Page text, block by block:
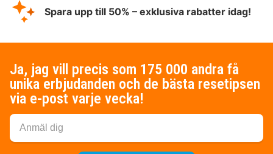
Spara upp till 50% – exklusiva rabatter idag!
Ja, jag vill precis som 175 000 andra få
unika erbjudanden och de bästa resetipsen
via e-post varje vecka!